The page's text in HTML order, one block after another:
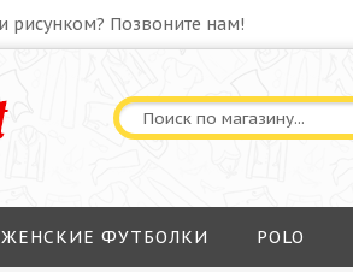
рисунком? Позвоните нам!
ЖЕНСКИЕ ФУТБОЛКИ POLO